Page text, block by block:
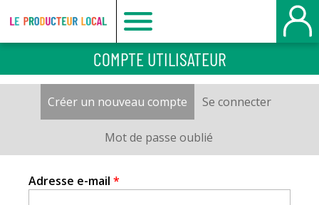
Le
producteur
local
Belbeuf
COMPTE UTILISATEUR
Onglets
principaux
Créer un nouveau compte (onglet actif)
Se connecter
Mot de passe oublié
Adresse e-mail *